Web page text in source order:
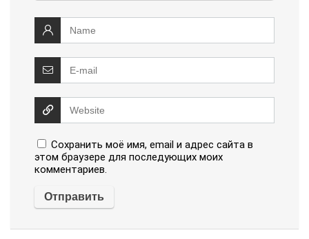
Сохранить моё имя, email и адрес сайта в
этом браузере для последующих моих
комментариев.